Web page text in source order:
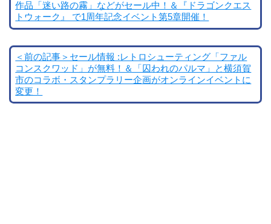
作品「迷い路の霧」などがセール中！＆『ドラゴンクエス
トウォーク』 で1周年記念イベント第5章開催！
＜前の記事＞セール情報 :レトロシューティング「ファル
コンスクワッド」が無料！＆「囚われのパルマ」と横須賀
市のコラボ・スタンプラリー企画がオンラインイベントに
変更！